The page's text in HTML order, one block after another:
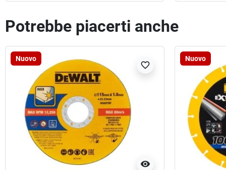
Potrebbe piacerti anche
Nuovo
visibility
favorite_border
Nuovo